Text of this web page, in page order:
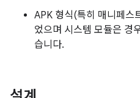
APK 형식(특히 매니페스
었으며 시스템 모듈은 경
습니다.